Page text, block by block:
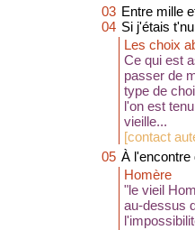
03 Entre mille
04 Si j'étais
Les choix
Ce qui est
passer de
type de
l'on est
vieille...
[contact
05 À l'encontre
Homère
"le vieil
au-dessus